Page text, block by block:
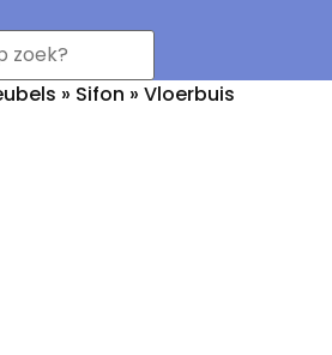
» Sifon » Vloerbuis